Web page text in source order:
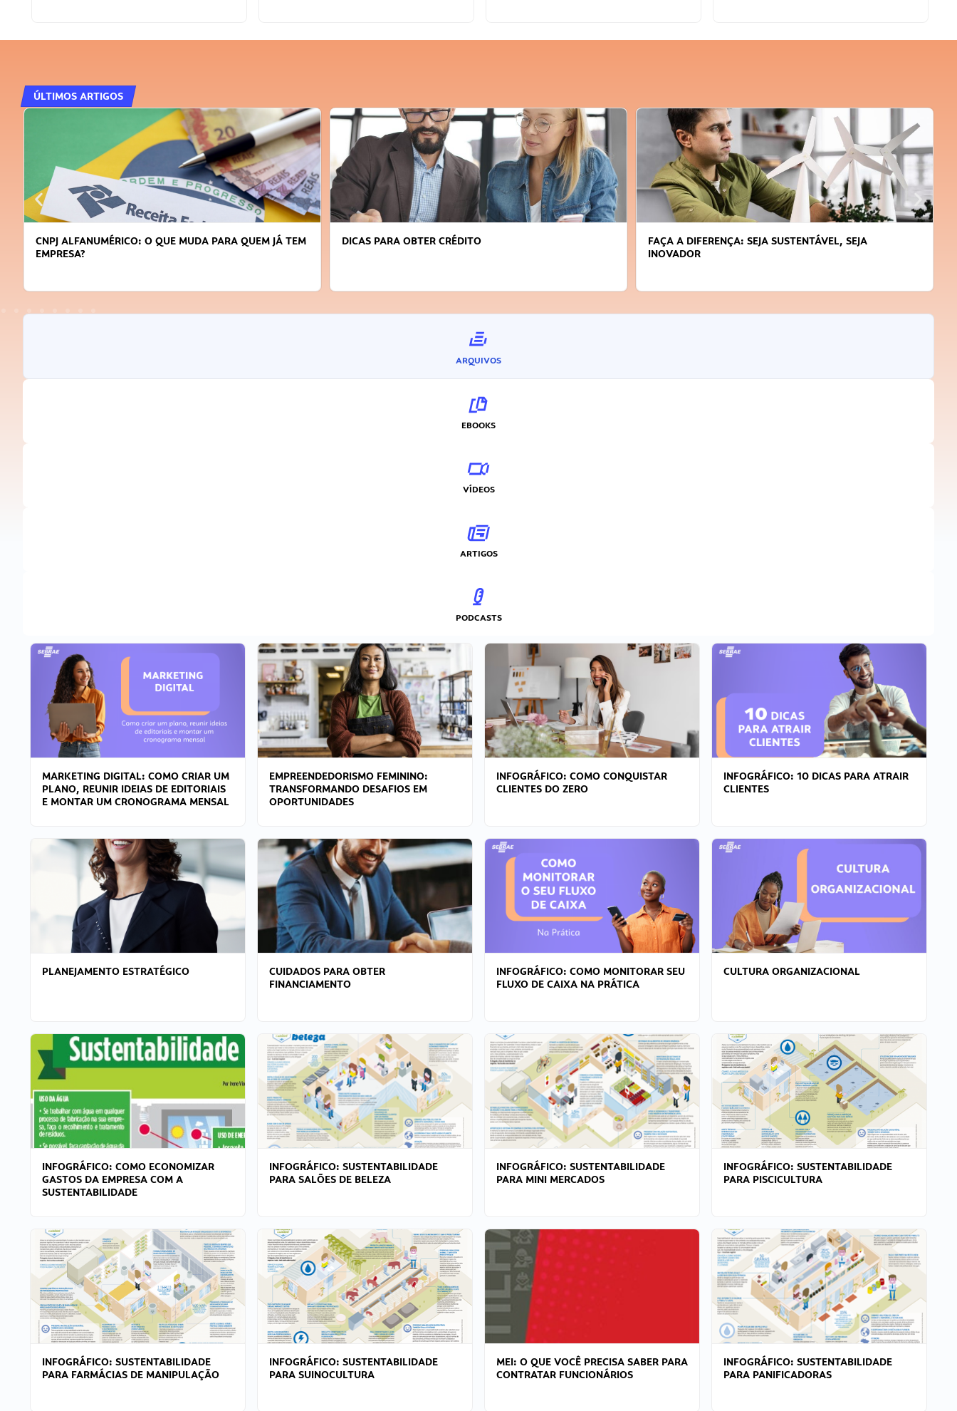
ÚLTIMOS ARTIGOS
CNPJ ALFANUMÉRICO: O QUE MUDA PARA QUEM JÁ TEM
EMPRESA?
DICAS PARA OBTER CRÉDITO
FAÇA A DIFERENÇA: SEJA SUSTENTÁVEL, SEJA
INOVADOR
ARQUIVOS
EBOOKS
VÍDEOS
ARTIGOS
PODCASTS
MARKETING DIGITAL: COMO CRIAR UM
PLANO, REUNIR IDEIAS DE EDITORIAIS
E MONTAR UM CRONOGRAMA MENSAL
EMPREENDEDORISMO FEMININO:
TRANSFORMANDO DESAFIOS EM
OPORTUNIDADES
INFOGRÁFICO: COMO CONQUISTAR
CLIENTES DO ZERO
INFOGRÁFICO: 10 DICAS PARA ATRAIR
CLIENTES
PLANEJAMENTO ESTRATÉGICO
CUIDADOS PARA OBTER
FINANCIAMENTO
INFOGRÁFICO: COMO MONITORAR SEU
FLUXO DE CAIXA NA PRÁTICA
CULTURA ORGANIZACIONAL
INFOGRÁFICO: COMO ECONOMIZAR
GASTOS DA EMPRESA COM A
SUSTENTABILIDADE
INFOGRÁFICO: SUSTENTABILIDADE
PARA SALÕES DE BELEZA
INFOGRÁFICO: SUSTENTABILIDADE
PARA MINI MERCADOS
INFOGRÁFICO: SUSTENTABILIDADE
PARA PISCICULTURA
INFOGRÁFICO: SUSTENTABILIDADE
PARA FARMÁCIAS DE MANIPULAÇÃO
INFOGRÁFICO: SUSTENTABILIDADE
PARA SUINOCULTURA
MEI: O QUE VOCÊ PRECISA SABER PARA
CONTRATAR FUNCIONÁRIOS
INFOGRÁFICO: SUSTENTABILIDADE
PARA PANIFICADORAS